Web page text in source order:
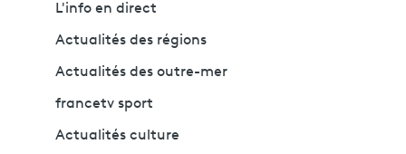
L'info en direct
Actualités des régions
Actualités des outre-mer
francetv sport
Actualités culture